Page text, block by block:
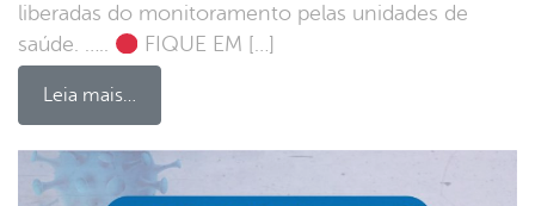
liberadas do monitoramento pelas unidades de
saúde. …..
FIQUE EM […]
Leia mais…